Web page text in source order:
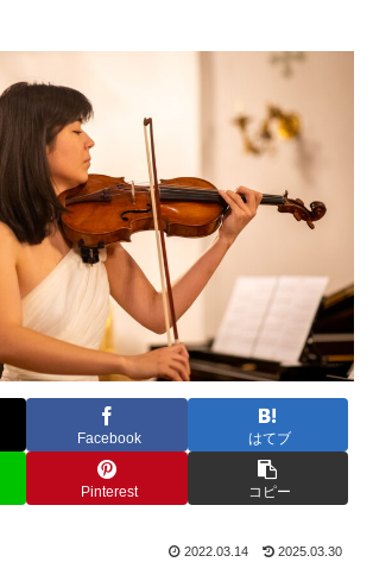
Facebook はてブ
Pinterest コピー
2022.03.14 2025.03.30